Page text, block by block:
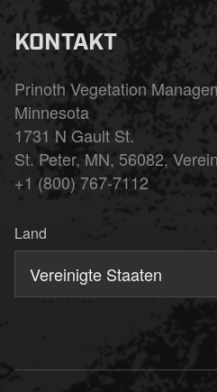
KONTAKT
Prinoth Vegetation
Minnesota
1731 N Gault St.
St. Peter, MN, 56082,
+1 (800) 767-7112
Land
Vereinigte Staaten